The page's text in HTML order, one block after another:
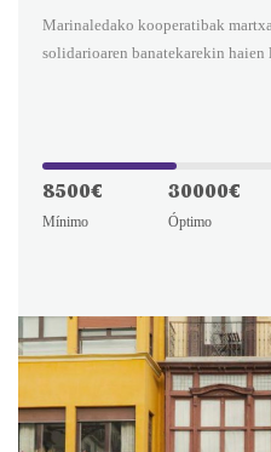
Marinaledako kooperatibak
solidarioaren banatekarekin
8500€
Mínimo
30000€
Óptimo